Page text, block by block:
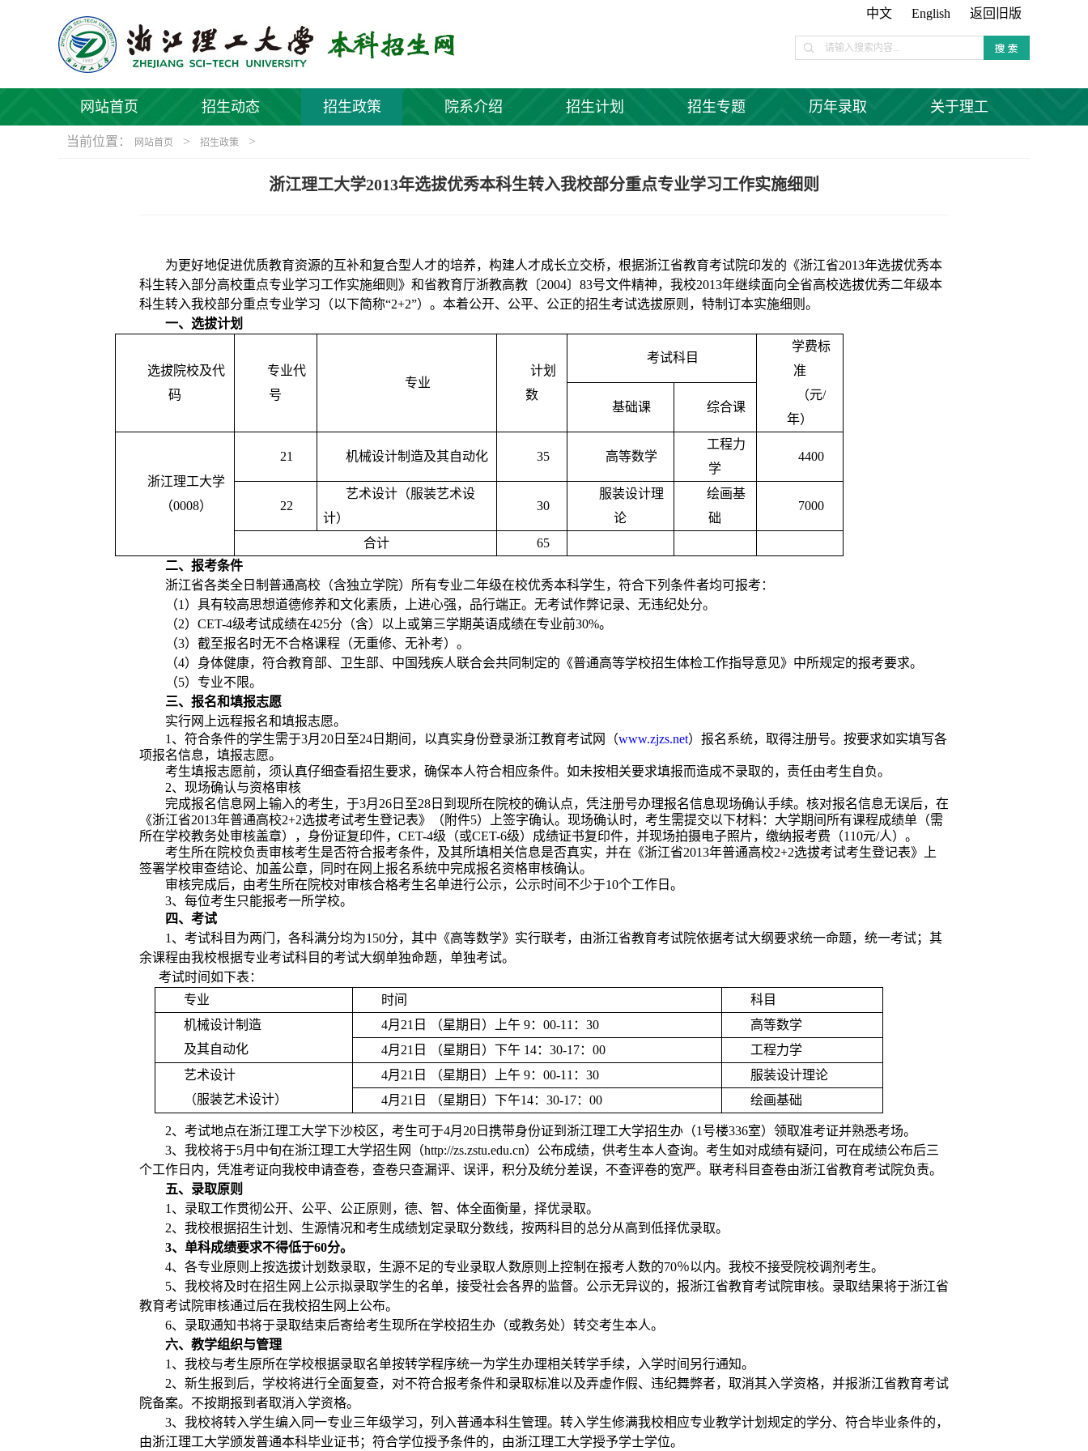
中文 English 返回旧版
网站首页 招生动态 招生政策 院系介绍 招生计划 招生专题 历年录取 关于理工
当前位置： 网站首页 > 招生政策 >
浙江理工大学2013年选拔优秀本科生转入我校部分重点专业学习工作实施细则
为更好地促进优质教育资源的互补和复合型人才的培养，构建人才成长立交桥，根据浙江省教育考试院印发的《浙江省2013年选拔优秀本
科生转入部分高校重点专业学习工作实施细则》和省教育厅浙教高教〔2004〕 83号文件精神，我校2013年继续面向全省高校选拔优秀二年级本
科生转入我校部分重点专业学习（以下简称“2+2”）。本着公开、公平、公正的招生考试选拔原则，特制订本实施细则。
一、选拔计划
选拔院校及代
码
专业代
号
专业
计划
数
考试科目
学费标
准
（元/
年）
基础课 综合课
浙江理工大学
（0008）
21 机械设计制造及其自动化 35 高等数学
工程力
学
4400
22
艺术设计（服装艺术设
计）
30
服装设计理
论
绘画基
础
7000
合计
65
二、报考条件
浙江省各类全日制普通高校（含独立学院）所有专业二年级在校优秀本科学生，符合下列条件者均可报考：
（1 ）具有较高思想道德修养和文化素质，上进心强，品行端正。无考试作弊记录、无违纪处分。
（2） CET-4级考试成绩在425分（含）以上或第三学期英语成绩在专业前30%。
（3）截至报名时无不合格课程（无重修、无补考）。
（4）身体健康，符合教育部、卫生部、中国残疾人联合会共同制定的《普通高等学校招生体检工作指导意见》中所规定的报考要求。
（5）专业不限。
三、报名和填报志愿
实行网上远程报名和填报志愿。
1 、符合条件的学生需于3月 20 日至24 日期间，以真实身份登录浙江教育考试网（www.zjzs.net）报名系统，取得注册号。按要求如实填写各
项报名信息，填报志愿。
考生填报志愿前，须认真仔细查看招生要求，确保本人符合相应条件。如未按相关要求填报而造成不录取的，责任由考生自负。
2、现场确认与资格审核
完成报名信息网上输入的考生，于3月 26 日至28 日到现所在院校的确认点，凭注册号办理报名信息现场确认手续。核对报名信息无误后，在
《浙江省2013年普通高校2+2选拔考试考生登记表》（附件5）上签字确认。现场确认时，考生需提交以下材料：大学期间所有课程成绩单（需
所在学校教务处审核盖章），身份证复印件， CET-4级（或CET-6级）成绩证书复印件，并现场拍摄电子照片，缴纳报考费（110元/人）。
考生所在院校负责审核考生是否符合报考条件，及其所填相关信息是否真实，并在《浙江省2013年普通高校2+2选拔考试考生登记表》上
签署学校审查结论、加盖公章，同时在网上报名系统中完成报名资格审核确认。
审核完成后，由考生所在院校对审核合格考生名单进行公示，公示时间不少于10个工作日。
3、每位考生只能报考一所学校。
四、考试
1 、考试科目为两门，各科满分均为150分，其中《高等数学》实行联考，由浙江省教育考试院依据考试大纲要求统一命题，统一考试；其
余课程由我校根据专业考试科目的考试大纲单独命题，单独考试。
考试时间如下表：
专业
时间
科目
机械设计制造
及其自动化
4月 21 日 （星期日）上午 9：00-11 ：30
高等数学
4月 21 日 （星期日）下午 14：30-17：00
工程力学
艺术设计
（服装艺术设计）
4月 21 日 （星期日）上午 9：00-11 ：30
服装设计理论
4月 21 日 （星期日）下午14：30-17：00 绘画基础
2、考试地点在浙江理工大学下沙校区，考生可于4月 20 日携带身份证到浙江理工大学招生办（1 号楼336室）领取准考证并熟悉考场。
3、我校将于5月中旬在浙江理工大学招生网（http://zs.zstu.edu.cn）公布成绩，供考生本人查询。考生如对成绩有疑问，可在成绩公布后三
个工作日内，凭准考证向我校申请查卷，查卷只查漏评、误评，积分及统分差误，不查评卷的宽严。联考科目查卷由浙江省教育考试院负责。
五、录取原则
1 、录取工作贯彻公开、公平、公正原则，德、智、体全面衡量，择优录取。
2、我校根据招生计划、生源情况和考生成绩划定录取分数线，按两科目的总分从高到低择优录取。
3、单科成绩要求不得低于60分。
4、各专业原则上按选拔计划数录取，生源不足的专业录取人数原则上控制在报考人数的70％以内。我校不接受院校调剂考生。
5、我校将及时在招生网上公示拟录取学生的名单，接受社会各界的监督。公示无异议的，报浙江省教育考试院审核。录取结果将于浙江省
教育考试院审核通过后在我校招生网上公布。
6、录取通知书将于录取结束后寄给考生现所在学校招生办（或教务处）转交考生本人。
六、教学组织与管理
1 、我校与考生原所在学校根据录取名单按转学程序统一为学生办理相关转学手续，入学时间另行通知。
2、新生报到后，学校将进行全面复查，对不符合报考条件和录取标准以及弄虚作假、违纪舞弊者，取消其入学资格，并报浙江省教育考试
院备案。不按期报到者取消入学资格。
3、我校将转入学生编入同一专业三年级学习，列入普通本科生管理。转入学生修满我校相应专业教学计划规定的学分、符合毕业条件的，
由浙江理工大学颁发普通本科毕业证书；符合学位授予条件的，由浙江理工大学授予学士学位。